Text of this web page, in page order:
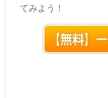
てみよう！